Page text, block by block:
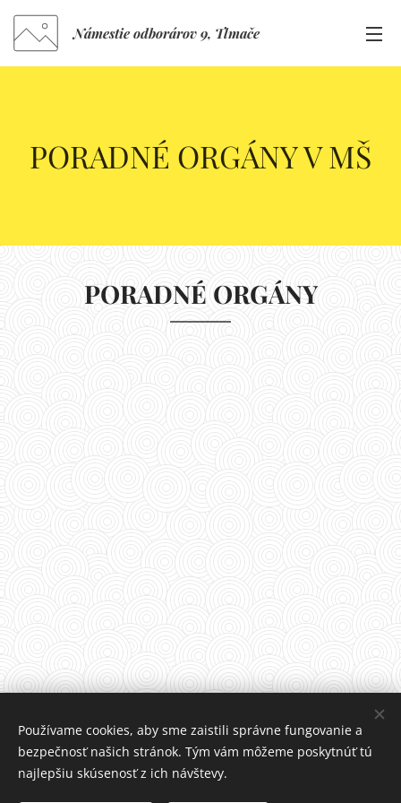
Námestie odborárov 9, Tlmače
PORADNÉ ORGÁNY V MŠ
PORADNÉ ORGÁNY
Používame cookies, aby sme zaistili správne fungovanie a
bezpečnosť našich stránok. Tým vám môžeme poskytnúť tú
najlepšiu skúsenosť z ich návštevy.